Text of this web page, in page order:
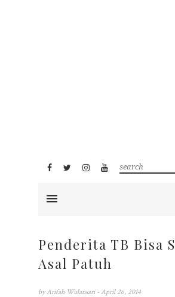
Penderita TB Bisa
Asal Patuh
by Arifah Wulansari - April 26, 2014